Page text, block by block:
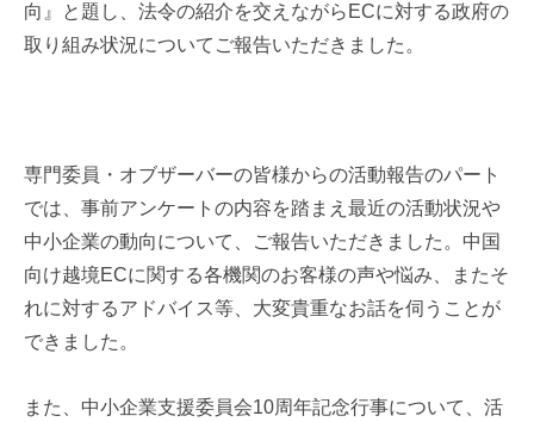
向』と題し、法令の紹介を交えながら ECに対する政府の
取り組み状況についてご報告いただきました。
専門委員・オブザーバーの皆様からの活動報告のパート
では、事前アンケートの内容を踏まえ最近の活動状況や
中小企業の動向について、ご報告いただきました。中国
向け越境ECに関する各機関のお客様の声や悩み、またそ
れに対するアドバイス等、大変貴重なお話を伺うことが
できました。
また、中小企業支援委員会10周年記念行事について、活